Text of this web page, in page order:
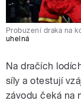
Probuzení draka na
uhelná
Na dračích
síly a otestují
závodu čeká na